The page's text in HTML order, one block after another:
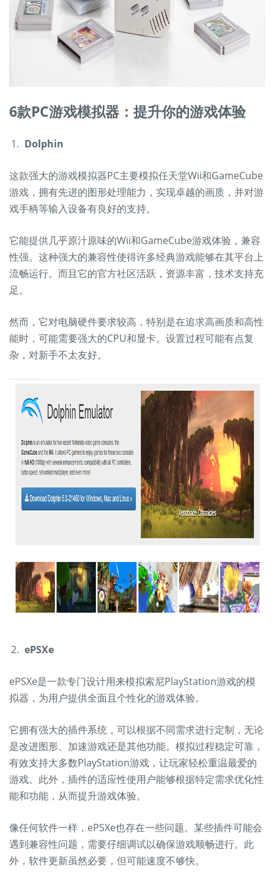
6款PC游戏模拟器：提升你的游戏体验
Dolphin
这款强大的游戏模拟器PC主要模拟任天堂Wii和GameCube
游戏，拥有先进的图形处理能力，实现卓越的画质，并对游
戏手柄等输入设备有良好的支持。
它能提供几乎原汁原味的Wii和GameCube游戏体验，兼容
性强。这种强大的兼容性使得许多经典游戏能够在其平台上
流畅运行。而且它的官方社区活跃，资源丰富，技术支持充
足。
然而，它对电脑硬件要求较高，特别是在追求高画质和高性
能时，可能需要强大的CPU和显卡。设置过程可能有点复
杂，对新手不太友好。
ePSXe
ePSXe是一款专门设计用来模拟索尼PlayStation游戏的模
拟器，为用户提供全面且个性化的游戏体验。
它拥有强大的插件系统，可以根据不同需求进行定制，无论
是改进图形、加速游戏还是其他功能。模拟过程稳定可靠，
有效支持大多数PlayStation游戏，让玩家轻松重温最爱的
游戏。此外，插件的适应性使用户能够根据特定需求优化性
能和功能，从而提升游戏体验。
像任何软件一样，ePSXe也存在一些问题。某些插件可能会
遇到兼容性问题，需要仔细调试以确保游戏顺畅进行。此
外，软件更新虽然必要，但可能速度不够快。